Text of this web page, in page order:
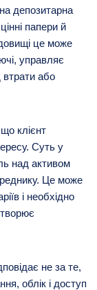
депозитарна
папери й
це може
управляє
втрати або
клієнт
Суть у
над активом
Це може
і необхідно
не за те,
облік і доступ